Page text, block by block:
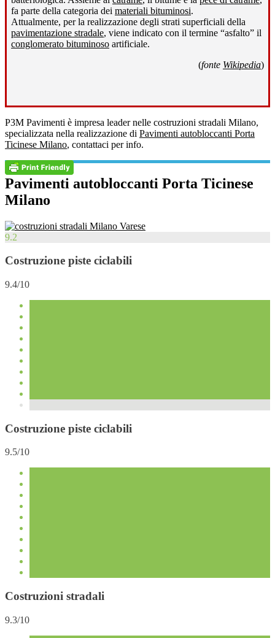
fa parte della categoria dei materiali bituminosi.
Attualmente, per la realizzazione degli strati superficiali della
pavimentazione stradale, viene indicato con il termine “asfalto” il
conglomerato bituminoso artificiale.
(fonte Wikipedia)
P3M Pavimenti è impresa leader nelle costruzioni stradali Milano,
specializzata nella realizzazione di Pavimenti autobloccanti Porta
Ticinese Milano, contattaci per info.
Pavimenti autobloccanti Porta Ticinese
Milano
9.2
Costruzione piste ciclabili
9.4/10
Costruzione piste ciclabili
9.5/10
Costruzioni stradali
9.3/10